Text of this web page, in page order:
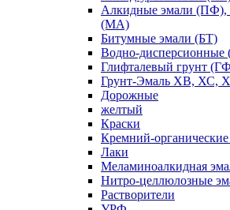
Алкидные эмали (ПФ),
(МА)
Битумные эмали (БТ)
Водно-дисперсионные
Глифталевый грунт
Грунт-Эмаль ХВ, ХС,
Дорожные
желтый
Краски
Кремний-
Лаки
Меламиноалкидная
Нитро-целлюлозные
Растворители